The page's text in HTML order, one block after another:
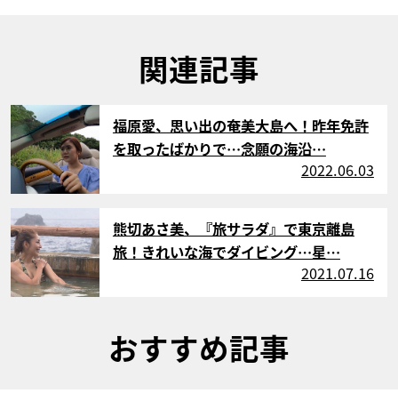
関連記事
サムネイル
福原愛、思い出の奄美大島へ！昨年免許
を取ったばかりで…念願の海沿…
2022.06.03
サムネイル
熊切あさ美、『旅サラダ』で東京離島
旅！きれいな海でダイビング…星…
2021.07.16
おすすめ記事